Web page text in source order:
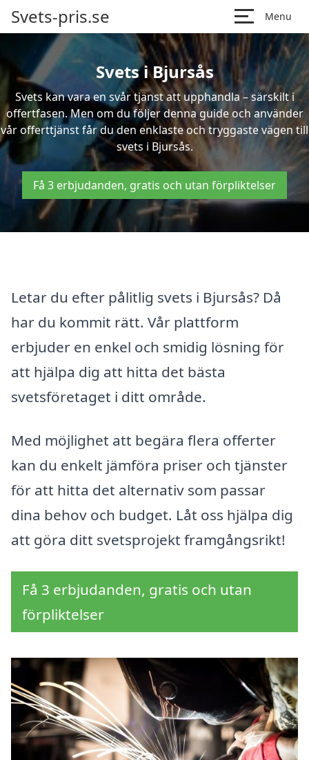
Svets-pris.se Menu
Svets i Bjursås
Svets kan vara en svår tjänst att upphandla – särskilt i
offertfasen. Men om du följer denna guide och använder
vår offerttjänst får du den enklaste och tryggaste vägen till
svets i Bjursås.
Få 3 erbjudanden, gratis och utan förpliktelser
Letar du efter pålitlig svets i Bjursås? Då
har du kommit rätt. Vår plattform
erbjuder en enkel och smidig lösning för
att hjälpa dig att hitta det bästa
svetsföretaget i ditt område.
Med möjlighet att begära flera offerter
kan du enkelt jämföra priser och tjänster
för att hitta det alternativ som passar
dina behov och budget. Låt oss hjälpa dig
att göra ditt svetsprojekt framgångsrikt!
Få 3 erbjudanden, gratis och utan
förpliktelser